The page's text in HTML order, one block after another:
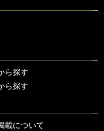
ら探す
ら探す
載について